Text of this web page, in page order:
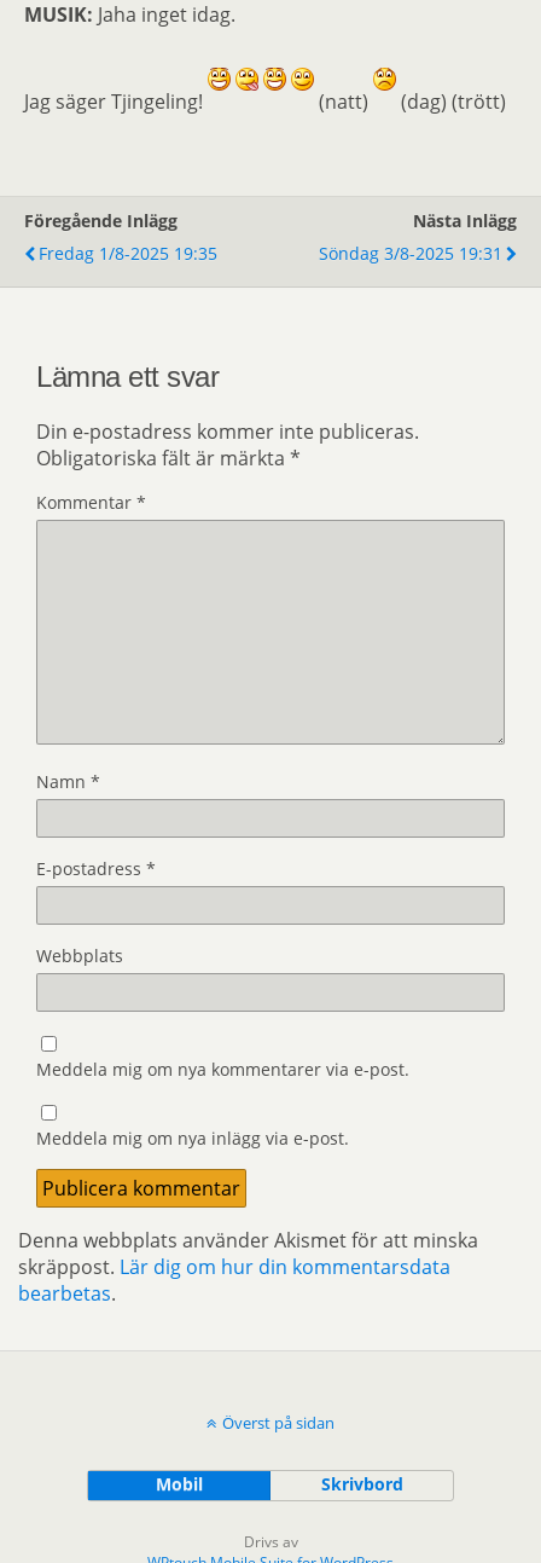
MUSIK: Jaha inget idag.
Jag säger Tjingeling! (natt) (dag) (trött)
Föregående Inlägg
Fredag 1/8-2025 19:35
Nästa Inlägg
Söndag 3/8-2025 19:31
Lämna ett svar
Din e-postadress kommer inte publiceras.
Obligatoriska fält är märkta *
Kommentar *
Namn *
E-postadress *
Webbplats
Meddela mig om nya kommentarer via e-post.
Meddela mig om nya inlägg via e-post.
Denna webbplats använder Akismet för att minska
skräppost. Lär dig om hur din kommentarsdata
bearbetas.
Överst på sidan
Mobil Skrivbord
Drivs av